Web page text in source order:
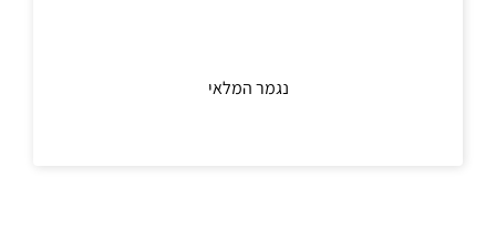
נגמר המלאי